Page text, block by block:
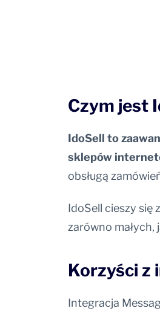
Czym jest
IdoSell to
sklepów
obsługą
IdoSell cieszy się
zarówno małych,
Korzyści z
Integracja